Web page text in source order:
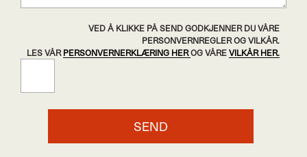
VED Å KLIKKE PÅ SEND GODKJENNER DU VÅRE
PERSONVERNREGLER OG VILKÅR.
LES VÅR PERSONVERNERKLÆRING HEROG VÅRE VILKÅR HER.